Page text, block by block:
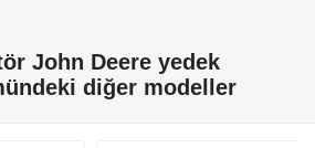
John Deere yedek
diğer modeller